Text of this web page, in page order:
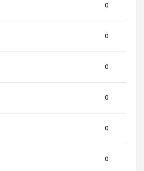
0
0
0
0
0
0